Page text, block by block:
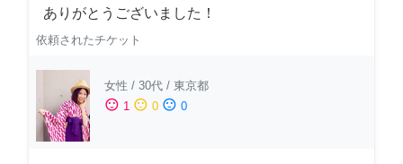
ありがとうございました！
依頼されたチケット
女性 / 30代 / 東京都
sentiment_satisfied 1 sentiment_neutral 0 sentiment_dissatisfied 0